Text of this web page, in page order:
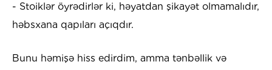
- Stoiklər öyrədirlər ki, həyatdan şikayət olmamalıdır,
həbsxana qapıları açıqdır.
Bunu həmişə hiss edirdim, amma tənbəllik və